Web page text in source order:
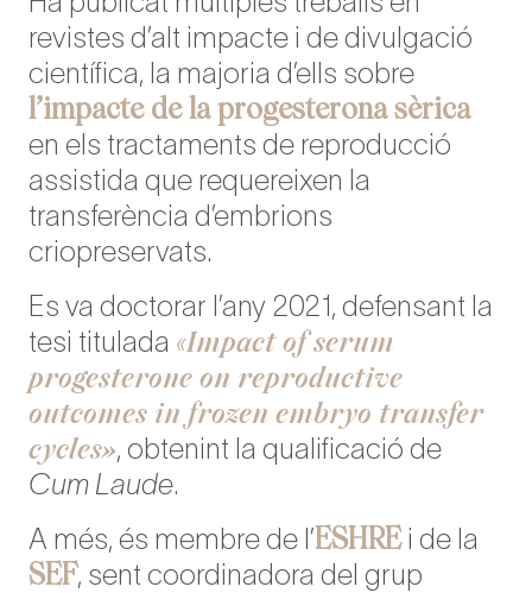
revistes d’alt impacte i de divulgació
científica, la majoria d’ells sobre
l’impacte de la progesterona sèrica
en els tractaments de reproducció
assistida que requereixen la
transferència d’embrions
criopreservats.
Es va doctorar l’any 2021, defensant la
tesi titulada «Impact of serum
progesterone on reproductive
outcomes in frozen embryo transfer
cycles», obtenint la qualificació de
Cum Laude.
A més, és membre de l’ESHREi de la
SEF, sent coordinadora del grup